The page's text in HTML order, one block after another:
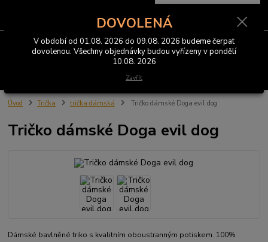
Menu
0 Kč
Úvod Trička trička dámská Tričko dámské Doga evil dog
Tričko dámské Doga evil dog
Dámské bavlněné triko s kvalitním oboustranným potiskem. 100%
DOVOLENÁ
V období od 01.08. 2026 do 09.08. 2026 budeme čerpat
dovolenou. Všechny objednávky budou vyřízeny v pondělí
10.08. 2026
Zavřít